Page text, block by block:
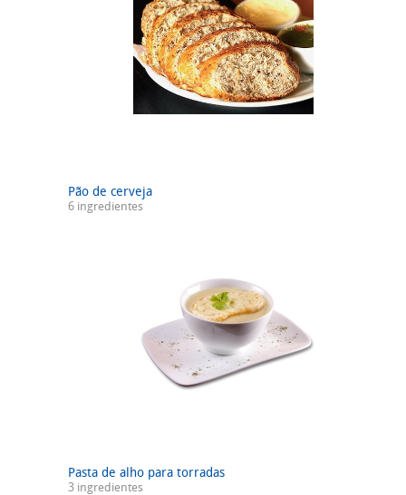
Pão de cerveja
6 ingredientes
Pasta de alho para torradas
3 ingredientes